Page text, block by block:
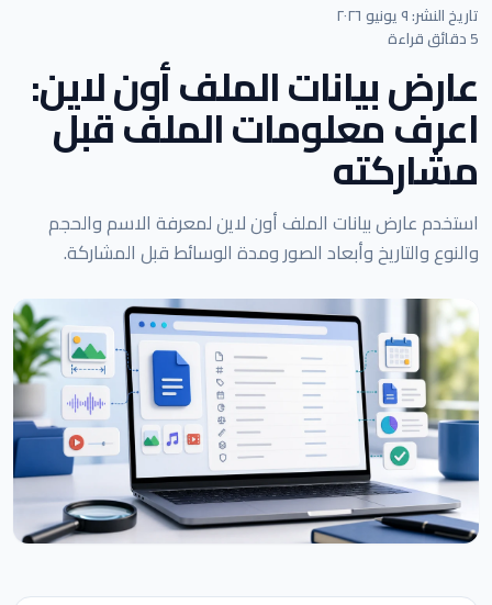
تاريخ النشر: ٩ يونيو ٢٠٢٦
5 دقائق قراءة
عارض بيانات الملف أون لاين:
اعرف معلومات الملف قبل
مشاركته
استخدم عارض بيانات الملف أون لاين لمعرفة الاسم والحجم
والنوع والتاريخ وأبعاد الصور ومدة الوسائط قبل المشاركة.